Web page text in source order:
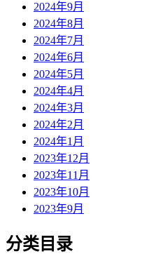
2024年9月
2024年8月
2024年7月
2024年6月
2024年5月
2024年4月
2024年3月
2024年2月
2024年1月
2023年12月
2023年11月
2023年10月
2023年9月
分类目录